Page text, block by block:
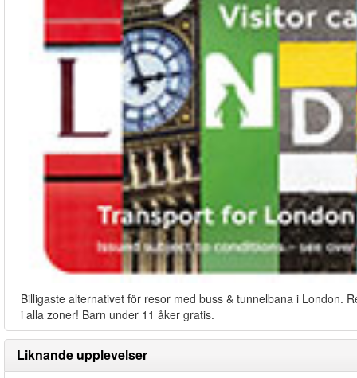
Billigaste alternativet för resor med buss & tunnelbana i London.
i alla zoner! Barn under 11 åker gratis.
Liknande upplevelser